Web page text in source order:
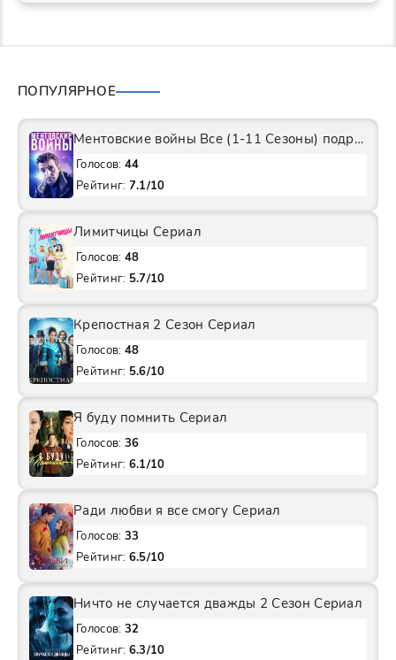
ПОПУЛЯРНОЕ
Ментовские войны Все (1-11 Сезоны) подряд Сериал
Голосов: 44
Рейтинг: 7.1/10
Лимитчицы Сериал
Голосов: 48
Рейтинг: 5.7/10
Крепостная 2 Сезон Сериал
Голосов: 48
Рейтинг: 5.6/10
Я буду помнить Сериал
Голосов: 36
Рейтинг: 6.1/10
Ради любви я все смогу Сериал
Голосов: 33
Рейтинг: 6.5/10
Ничто не случается дважды 2 Сезон Сериал
Голосов: 32
Рейтинг: 6.3/10